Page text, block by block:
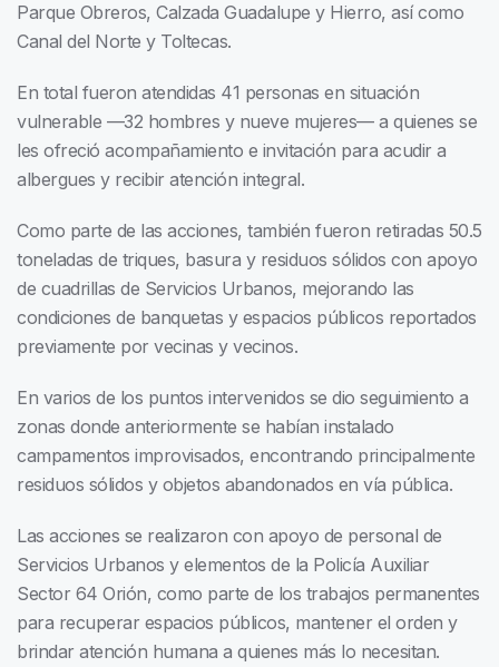
Parque Obreros, Calzada Guadalupe y Hierro, así como
Canal del Norte y Toltecas.
En total fueron atendidas 41 personas en situación
vulnerable —32 hombres y nueve mujeres— a quienes se
les ofreció acompañamiento e invitación para acudir a
albergues y recibir atención integral.
Como parte de las acciones, también fueron retiradas 50.5
toneladas de triques, basura y residuos sólidos con apoyo
de cuadrillas de Servicios Urbanos, mejorando las
condiciones de banquetas y espacios públicos reportados
previamente por vecinas y vecinos.
En varios de los puntos intervenidos se dio seguimiento a
zonas donde anteriormente se habían instalado
campamentos improvisados, encontrando principalmente
residuos sólidos y objetos abandonados en vía pública.
Las acciones se realizaron con apoyo de personal de
Servicios Urbanos y elementos de la Policía Auxiliar
Sector 64 Orión, como parte de los trabajos permanentes
para recuperar espacios públicos, mantener el orden y
brindar atención humana a quienes más lo necesitan.